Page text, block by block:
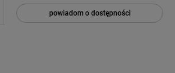
powiadom o dostępności